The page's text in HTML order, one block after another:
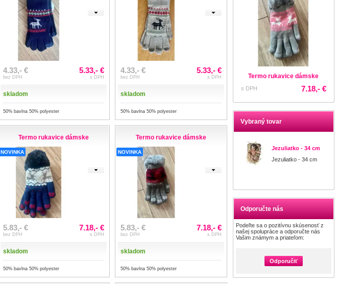
Termo rukavice dámske
s DPH 7.18,- €
Vybraný tovar
Jezuliatko - 34 cm
Jezuliatko - 34 cm
Odporučte nás
Podeľte sa o pozitívnu skúsenosť z
našej spolupráce a odporučte nás
Vašim známym a priateľom:
Odporučiť
4.33,- €
bez DPH
5.33,- €
s DPH
skladom
50% bavlna 50% polyester
4.33,- €
bez DPH
5.33,- €
s DPH
skladom
50% bavlna 50% polyester
Termo rukavice dámske
NOVINKA
5.83,- €
bez DPH
7.18,- €
s DPH
skladom
50% bavlna 50% polyester
Termo rukavice dámske
NOVINKA
5.83,- €
bez DPH
7.18,- €
s DPH
skladom
50% bavlna 50% polyester